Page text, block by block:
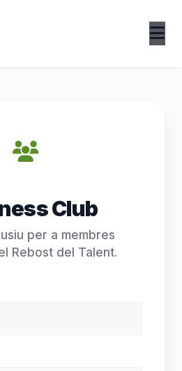
Club
per a membres
Rebost del Talent.